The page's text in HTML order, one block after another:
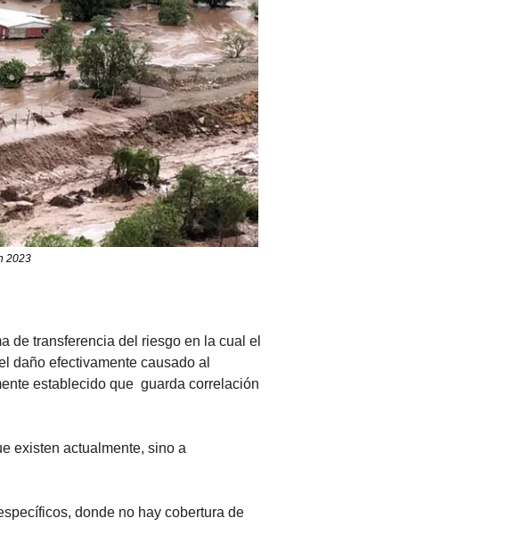
2023
de transferencia del riesgo en la cual el
daño efectivamente causado al
establecido que  guarda correlación
existen actualmente, sino a
donde no hay cobertura de